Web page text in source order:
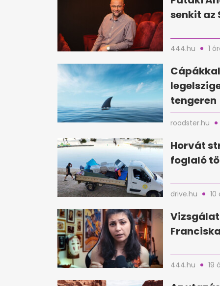
senkit az
444.hu 1
tengeren
roadster.hu
Horvát
foglaló
drive.hu 10
Vizsgálat
444.hu 19